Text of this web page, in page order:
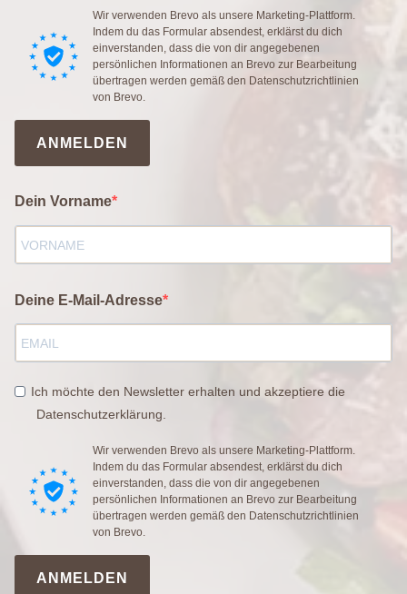
Wir verwenden Brevo als unsere Marketing-Plattform.
Indem du das Formular absendest, erklärst du dich
einverstanden, dass die von dir angegebenen
persönlichen Informationen an Brevo zur Bearbeitung
übertragen werden gemäß den Datenschutzrichtlinien
von Brevo.
ANMELDEN
Dein Vorname
Deine E-Mail-Adresse
Ich möchte den Newsletter erhalten und akzeptiere die
Datenschutzerklärung.
Wir verwenden Brevo als unsere Marketing-Plattform.
Indem du das Formular absendest, erklärst du dich
einverstanden, dass die von dir angegebenen
persönlichen Informationen an Brevo zur Bearbeitung
übertragen werden gemäß den Datenschutzrichtlinien
von Brevo.
ANMELDEN